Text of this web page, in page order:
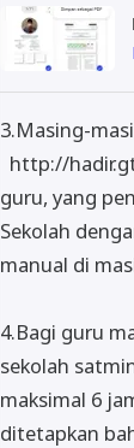
3.Masing-
http://
guru, yang
Sekolah
manual di
4.Bagi guru
sekolah
maksimal 6
ditetapkan